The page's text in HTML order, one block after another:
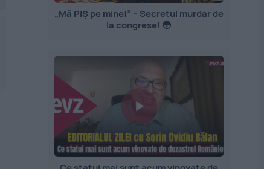
„Mă PIȘ pe mine!” – Secretul murdar de
la congrese! 😳